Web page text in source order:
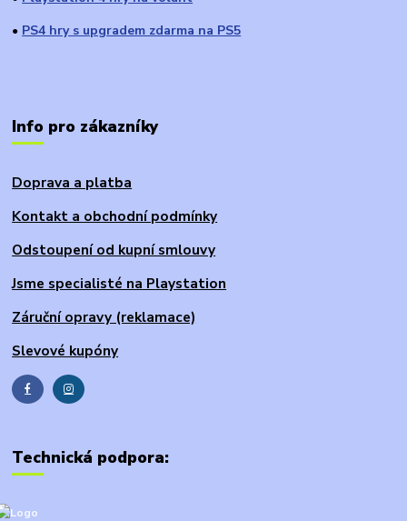
● PS4 hry s upgradem zdarma na PS5
Info pro zákazníky
Doprava a platba
Kontakt a obchodní podmínky
Odstoupení od kupní smlouvy
Jsme specialisté na Playstation
Záruční opravy (reklamace)
Slevové kupóny
Technická podpora: